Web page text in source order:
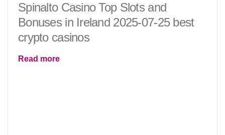
Spinalto Casino Top Slots and
Bonuses in Ireland 2025-07-25 best
crypto casinos
Read more